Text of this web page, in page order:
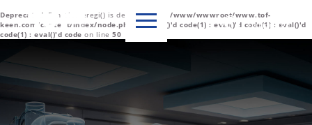
Deprecated : Function eregi() is deprecated in /www/wwwroot/www.tof-
keen.com/content/index/node.php(1) : eval()'d code(1) : eval()'d code(1) : eval()'d
code(1) : eval()'d code on line 50
 Language
English